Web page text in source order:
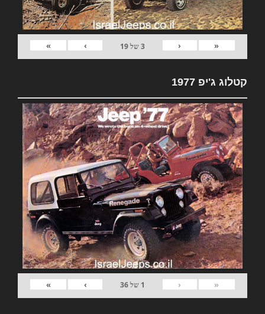
«
‹
3של19
›
»
קטלוג ג'יפ 1977
«
‹
1 של36
›
»